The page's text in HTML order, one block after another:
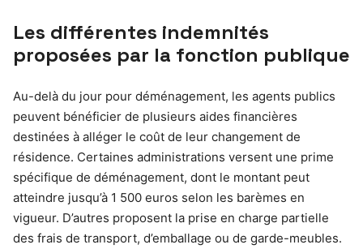
Les différentes indemnités
proposées par la fonction publique
Au-delà du jour pour déménagement, les agents publics
peuvent bénéficier de plusieurs aides financières
destinées à alléger le coût de leur changement de
résidence. Certaines administrations versent une prime
spécifique de déménagement, dont le montant peut
atteindre jusqu’à 1 500 euros selon les barèmes en
vigueur. D’autres proposent la prise en charge partielle
des frais de transport, d’emballage ou de garde-meubles.